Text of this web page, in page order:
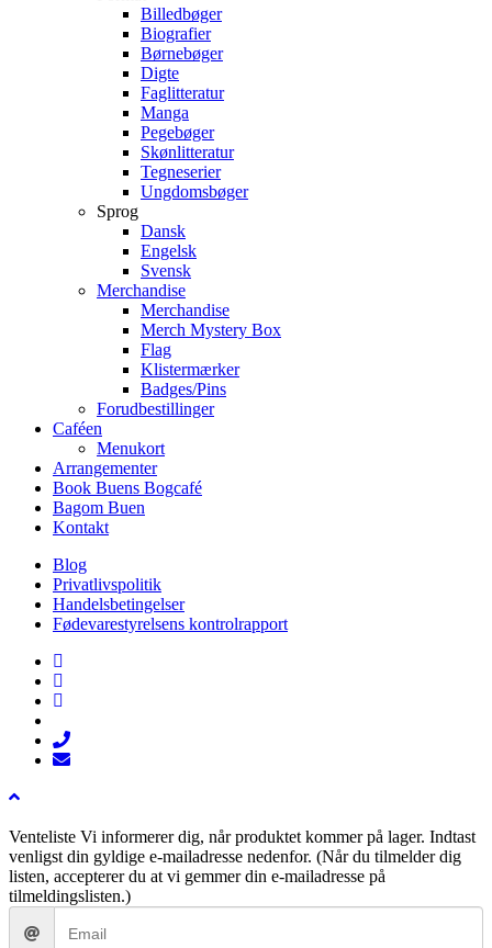
Billedbøger
Biografier
Børnebøger
Digte
Faglitteratur
Manga
Pegebøger
Skønlitteratur
Tegneserier
Ungdomsbøger
Sprog
Dansk
Engelsk
Svensk
Merchandise
Merchandise
Merch Mystery Box
Flag
Klistermærker
Badges/Pins
Forudbestillinger
Caféen
Menukort
Arrangementer
Book Buens Bogcafé
Bagom Buen
Kontakt
Blog
Privatlivspolitik
Handelsbetingelser
Fødevarestyrelsens kontrolrapport
facebook
linkedin
instagram
phone
email
Venteliste Vi informerer dig, når produktet kommer på lager. Indtast
venligst din gyldige e-mailadresse nedenfor. (Når du tilmelder dig
listen, accepterer du at vi gemmer din e-mailadresse på
tilmeldingslisten.)